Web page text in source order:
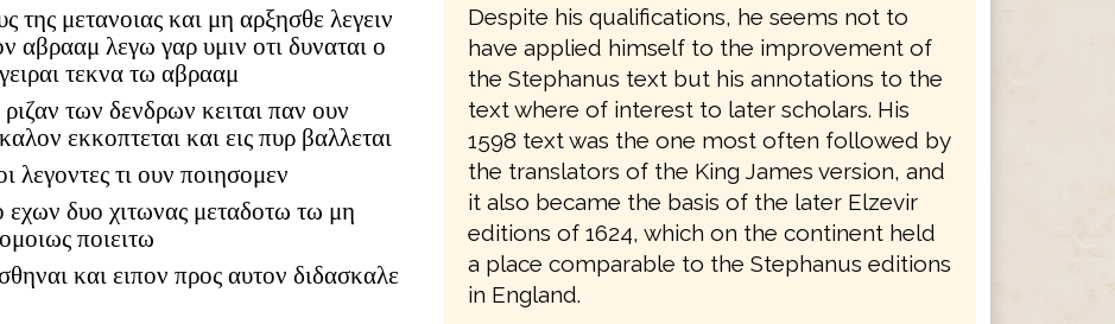
της μετανοιας και μη αρξησθε λεγειν
αβρααμ λεγω γαρ υμιν οτι δυναται ο
τεκνα τω αβρααμ
των δενδρων κειται παν ουν
εκκοπτεται και εις πυρ βαλλεται
λεγοντες τι ουν ποιησομεν
εχων δυο χιτωνας μεταδοτω τω μη
ποιειτω
και ειπον προς αυτον διδασκαλε
Despite his qualifications, he seems not to
have applied himself to the improvement of
the Stephanus text but his annotations to the
text where of interest to later scholars. His
1598 text was the one most often followed by
the translators of the King James version, and
it also became the basis of the later Elzevir
editions of 1624, which on the continent held
a place comparable to the Stephanus editions
in England.